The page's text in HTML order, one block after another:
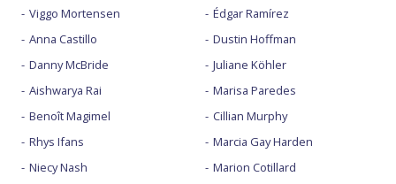
Viggo Mortensen
Anna Castillo
Danny McBride
Aishwarya Rai
Benoît Magimel
Rhys Ifans
Niecy Nash
Édgar Ramírez
Dustin Hoffman
Juliane Köhler
Marisa Paredes
Cillian Murphy
Marcia Gay Harden
Marion Cotillard